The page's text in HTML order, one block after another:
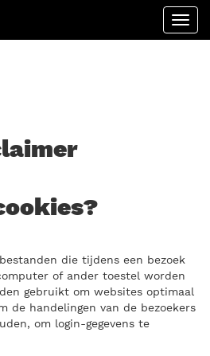
die tijdens een bezoek
of ander toestel worden
gebruikt om websites optimaal
de handelingen van de bezoekers
om login-gegevens te